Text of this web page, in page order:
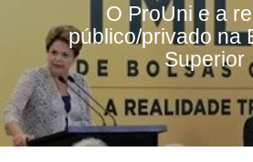
O ProUni e a
público/privado na
Superior